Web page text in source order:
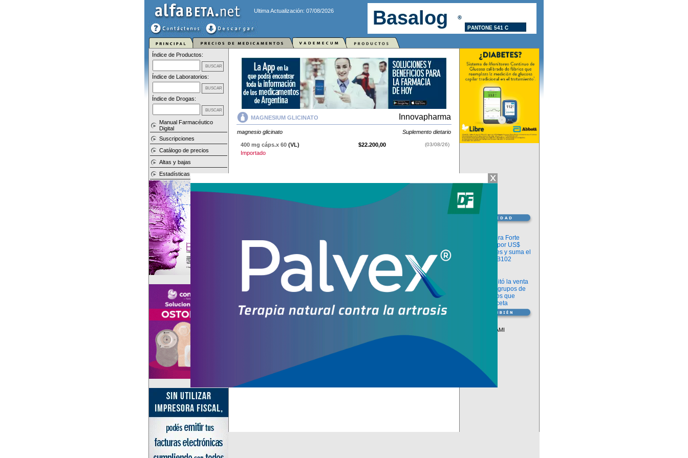
Ultima Actualización: 07/08/2026
Índice de Productos:
Índice de Laboratorios:
Índice de Drogas:
Manual Farmacéutico
Digital
Suscripciones
Catálogo de precios
Altas y bajas
Estadísticas
MAGNESIUM GLICINATO Innovapharma
magnesio glicinato Suplemento dietario
400 mg cáps.x 60 (VL) $22.200,00 (03/08/26)
Importado
y se indica como
Suplemento dietario
Innovapharma
presentación disponible.
Explorar más
Otros productos conmagnesio glicinato
Otros productos deInnovapharma
argenx compra Forte
Biosciences por US$
2.200 millones y suma el
anticuerpo FB102
ANMAT habilitó la venta
libre de diez grupos de
medicamentos que
requerían receta
Descuentos PAMI